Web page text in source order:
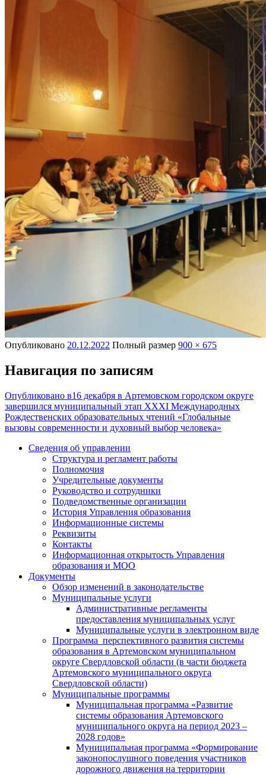
Опубликовано 20.12.2022 Полный размер 900 × 675
Навигация по записям
Опубликовано в16 декабря в Артемовском городском округе
завершился муниципальный этап XXXI Международных
Рождественских образовательных чтений «Глобальные
вызовы современности и духовный выбор человека»
Сведения об управлении
Структура и регламент работы
Полномочия
Учредительные документы
Руководство и сотрудники
Подведомственные организации
История Управления образования
Информационные системы
Реквизиты
Контакты
Информационная открытость Управления
образования и МОО
Документы
Обзор изменений в законодательстве
Муниципальные услуги
Административные регламенты
предоставления муниципальных услуг
Муниципальные услуги в электронном виде
Программа перспективного развития системы
образования в Артемовском муниципальном
округе Свердловской области (в части бюджета
Артемовского муниципального округа
Свердловской области)
Муниципальные программы
Муниципальная программа «Развитие
системы образования Артемовского
муниципального округа на период 2023 –
2028 годов»
Муниципальная программа «Формирование
законопослушного поведения участников
дорожного движения на территории